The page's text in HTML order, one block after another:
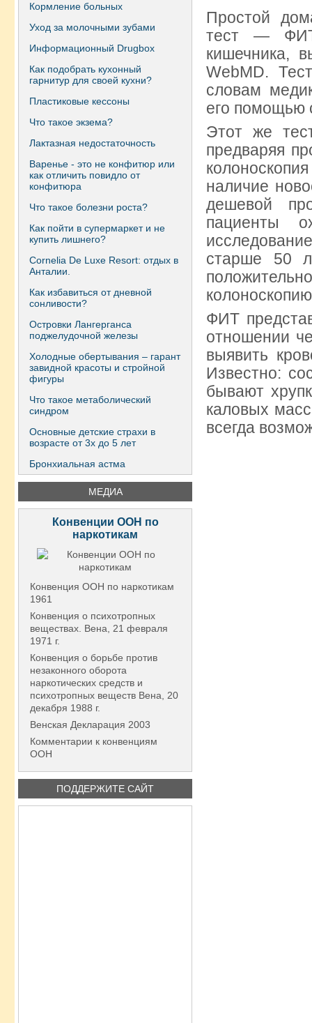
Кормление больных
Уход за молочными зубами
Информационный Drugbox
Как подобрать кухонный
гарнитур для своей кухни?
Пластиковые кессоны
Что такое экзема?
Лактазная недостаточность
Варенье - это не конфитюр или
как отличить повидло от
конфитюра
Что такое болезни роста?
Как пойти в супермаркет и не
купить лишнего?
Сornelia De Luxe Resort: отдых в
Анталии.
Как избавиться от дневной
сонливости?
Островки Лангерганса
поджелудочной железы
Холодные обертывания – гарант
завидной красоты и стройной
фигуры
Что такое метаболический
синдром
Основные детские страхи в
возрасте от 3х до 5 лет
Бронхиальная астма
МЕДИА
Конвенции ООН по
наркотикам
Конвенция ООН по наркотикам
1961
Конвенция о психотропных
веществах. Вена, 21 февраля
1971 г.
Конвенция о борьбе против
незаконного оборота
наркотических средств и
психотропных веществ Вена, 20
декабря 1988 г.
Венская Декларация 2003
Комментарии к конвенциям
ООН
ПОДДЕРЖИТЕ САЙТ
Простой
тест —
кишечника,
WebMD.
словам
его помощью
Этот же
предваряя
наличие
дешевой
пациенты
старше 50
ФИТ
отношении
выявить
Известно:
бывают
каловых
всегда